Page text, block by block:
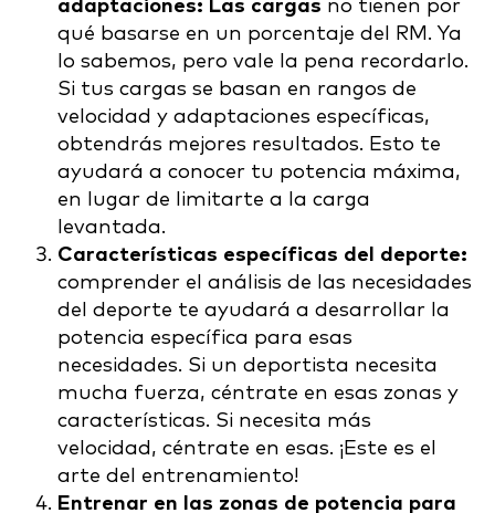
adaptaciones: Las cargas no tienen por
qué basarse en un porcentaje del RM. Ya
lo sabemos, pero vale la pena recordarlo.
Si tus cargas se basan en rangos de
velocidad y adaptaciones específicas,
obtendrás mejores resultados. Esto te
ayudará a conocer tu potencia máxima,
en lugar de limitarte a la carga
levantada.
Características específicas del deporte:
comprender el análisis de las necesidades
del deporte te ayudará a desarrollar la
potencia específica para esas
necesidades. Si un deportista necesita
mucha fuerza, céntrate en esas zonas y
características. Si necesita más
velocidad, céntrate en esas. ¡Este es el
arte del entrenamiento!
Entrenar en las zonas de potencia para